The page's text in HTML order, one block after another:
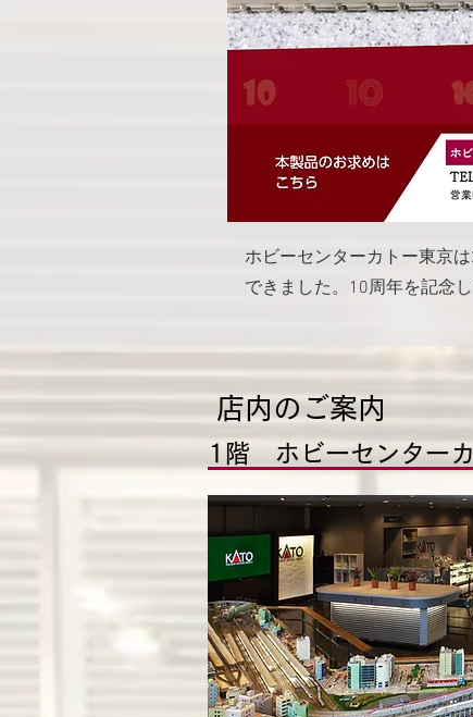
ホビーセンターカトー東京
できました。10周年を記念
​店内のご案内
1階 ホビーセンター